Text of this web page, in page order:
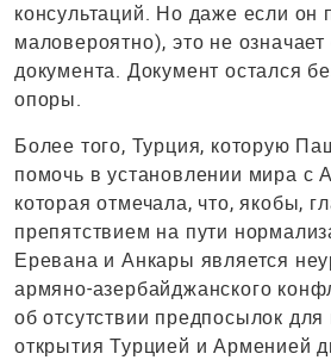
консультаций. Но даже если он
маловероятно), это не означает
документа. Документ остался
опоры.
Более того, Турция, которую
помочь в установлении мира с
которая отмечала, что, якобы,
препятствием на пути
Еревана и Анкары является
армяно-азербайджанского
об отсутствии предпосылок для
открытия Турцией и Арменией